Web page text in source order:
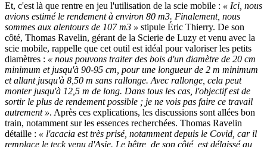
Et, c'est là que rentre en jeu l'utilisation de la scie mobile : « Ici, nous
avions estimé le rendement à environ 80 m3. Finalement, nous
sommes aux alentours de 107 m3 » stipule Éric Thierry. De son
côté, Thomas Ravelin, gérant de la Scierie de Luzy et venu avec la
scie mobile, rappelle que cet outil est idéal pour valoriser les petits
diamètres : « nous pouvons traiter des bois d'un diamètre de 20 cm
minimum et jusqu'à 90-95 cm, pour une longueur de 2 m minimum
et allant jusqu'à 8,50 m sans rallonge. Avec rallonge, cela peut
monter jusqu'à 12,5 m de long. Dans tous les cas, l'objectif est de
sortir le plus de rendement possible ; je ne vois pas faire ce travail
autrement ». Après ces explications, les discussions sont allées bon
train, notamment sur les essences recherchées. Thomas Ravelin
détaille : « l'acacia est très prisé, notamment depuis le Covid, car il
remplace le teck venu d'Asie. Le hêtre, de son côté, est délaissé au